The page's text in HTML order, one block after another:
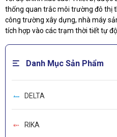
thống quan trắc môi trường đô thị
công trường xây dựng, nhà máy
tích hợp vào các trạm thời tiết tự
Danh Mục Sản Phẩm
DELTA
RIKA